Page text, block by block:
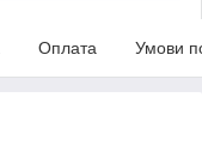
Оплата Умови